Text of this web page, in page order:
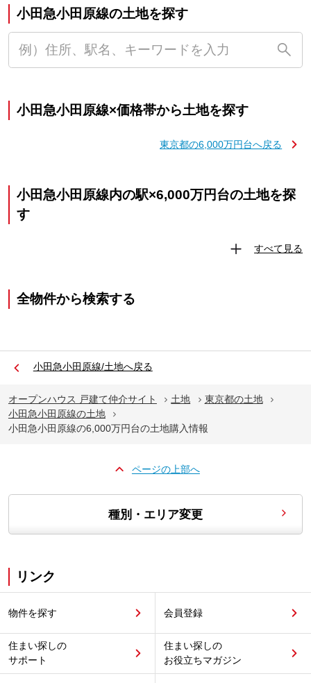
小田急小田原線の土地を探す
小田急小田原線×価格帯から土地を探す
東京都の6,000万円台へ戻る
小田急小田原線内の駅×6,000万円台の土地を探
す
すべて見る
全物件から検索する
小田急小田原線/土地へ戻る
オープンハウス 戸建て仲介サイト 土地
東京都の土地
小田急小田原線の土地
小田急小田原線の6,000万円台の土地購入情報
ページの上部へ
種別・エリア変更
リンク
物件を探す 会員登録
住まい探しの
サポート
住まい探しの
お役立ちマガジン